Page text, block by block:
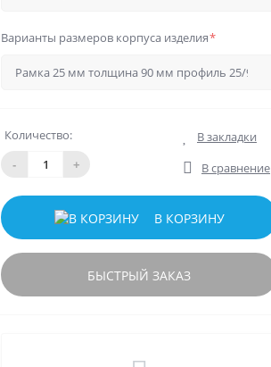
Варианты размеров корпуса изделия*
Количество:
- +
В закладки
В сравнение
В КОРЗИНУ
БЫСТРЫЙ ЗАКАЗ